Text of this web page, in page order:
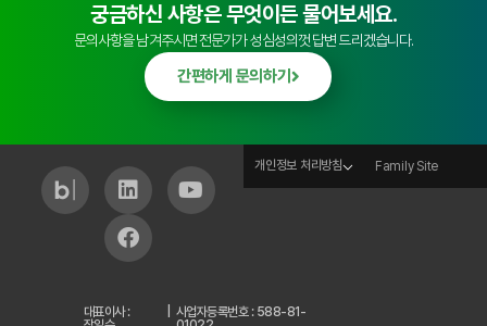
궁금하신 사항은 무엇이든 물어보세요.
문의사항을 남겨주시면 전문가가 성심성의껏 답변 드리겠습니다.
간편하게 문의하기
개인정보 처리방침 Family Site
대표이사 :
사업자등록번호 : 588-81-